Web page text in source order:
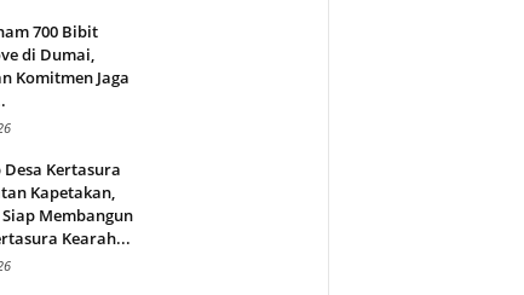
700 Bibit
di Dumai,
Komitmen Jaga
Kertasura
Kapetakan,
Membangun
Kearah...